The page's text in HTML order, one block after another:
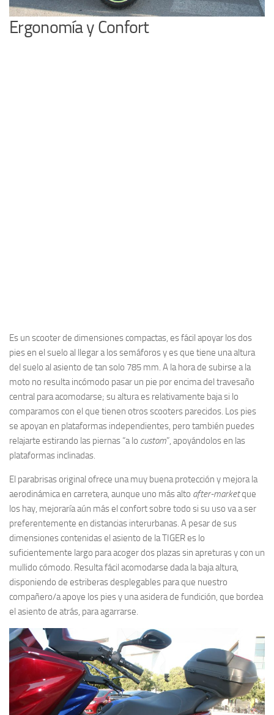
Ergonomía y Confort
Es un scooter de dimensiones compactas, es fácil apoyar los dos
pies en el suelo al llegar a los semáforos y es que tiene una altura
del suelo al asiento de tan solo 785 mm. A la hora de subirse a la
moto no resulta incómodo pasar un pie por encima del travesaño
central para acomodarse; su altura es relativamente baja si lo
comparamos con el que tienen otros scooters parecidos. Los pies
se apoyan en plataformas independientes, pero también puedes
relajarte estirando las piernas “a lo custom”, apoyándolos en las
plataformas inclinadas.
El parabrisas original ofrece una muy buena protección y mejora la
aerodinámica en carretera, aunque uno más alto after-marketque
los hay, mejoraría aún más el confort sobre todo si su uso va a ser
preferentemente en distancias interurbanas. A pesar de sus
dimensiones contenidas el asiento de la TIGER es lo
suficientemente largo para acoger dos plazas sin apreturas y con un
mullido cómodo. Resulta fácil acomodarse dada la baja altura,
disponiendo de estriberas desplegables para que nuestro
compañero/a apoye los pies y una asidera de fundición, que bordea
el asiento de atrás, para agarrarse.